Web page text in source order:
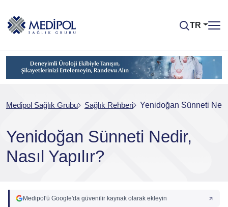
TR
Medipol Sağlık Grubu Sağlık Rehberi Yenidoğan Sünneti
Yenidoğan Sünneti Nedir,
Nasıl Yapılır?
Medipol'ü Google'da güvenilir kaynak olarak ekleyin